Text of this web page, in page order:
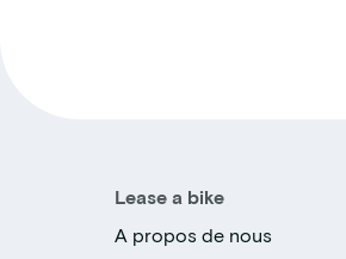
Lease a bike
A propos de nous